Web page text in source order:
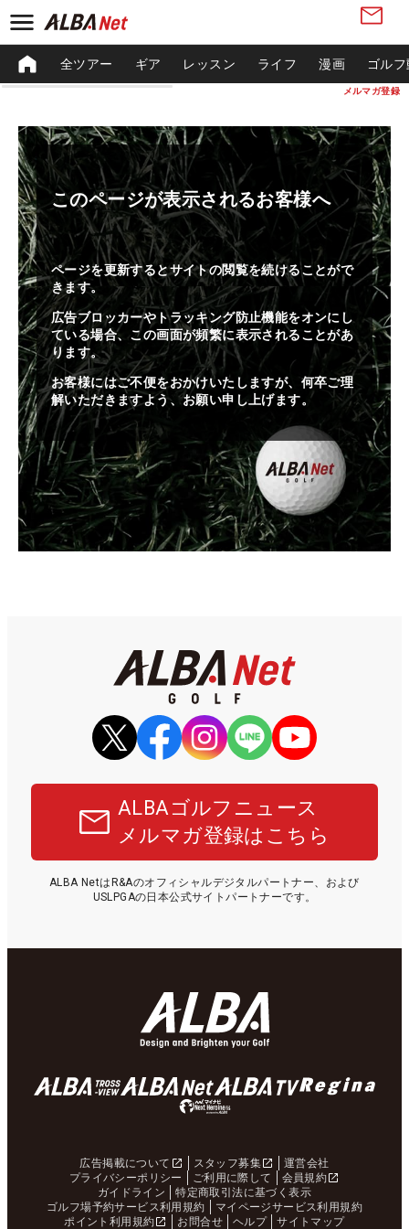
メルマガ登録
全ツアー ギア レッスン ライフ 漫画 ゴル
このページが表示されるお客様へ
ページを更新するとサイトの閲覧を続けることがで
きます。
広告ブロッカーやトラッキング防止機能をオンにし
ている場合、この画面が頻繁に表示されることがあ
ります。
お客様にはご不便をおかけいたしますが、何卒ご理
解いただきますよう、お願い申し上げます。
ALBAゴルフニュース
メルマガ登録はこちら
ALBA NetはR&Aのオフィシャルデジタルパートナー、および
USLPGAの日本公式サイトパートナーです。
広告掲載について スタッフ募集
運営会社
プライバシーポリシー
ご利用に際して
会員規約
ガイドライン
特定商取引法に基づく表示
ゴルフ場予約サービス利用規約
マイページサービス利用規約
ポイント利用規約
お問合せ ヘルプ サイトマップ